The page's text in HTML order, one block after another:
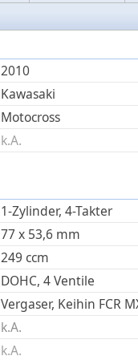
2010
Kawasaki
Motocross
k.A.
1-Zylinder, 4-Takter
77x 53,6 mm
249 ccm
DOHC, 4 Ventile
Vergaser, Keihin FCR
k.A.
k.A.